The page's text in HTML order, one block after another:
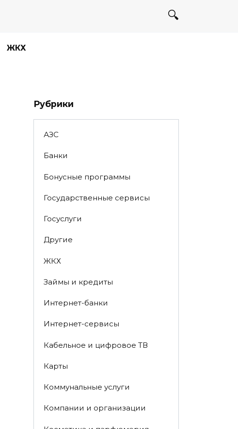
ЖКХ
Рубрики
АЗС
Банки
Бонусные программы
Государственные сервисы
Госуслуги
Другие
ЖКХ
Займы и кредиты
Интернет-банки
Интернет-сервисы
Кабельное и цифровое ТВ
Карты
Коммунальные услуги
Компании и организации